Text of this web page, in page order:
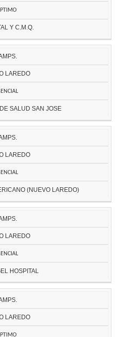
Y C.M.Q.
LAREDO
SALUD SAN JOSE
LAREDO
(NUEVO LAREDO)
LAREDO
HOSPITAL
LAREDO